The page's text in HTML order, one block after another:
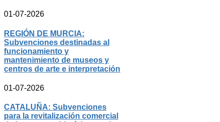
01-07-2026
REGIÓN DE MURCIA:
Subvenciones destinadas al
funcionamiento y
mantenimiento de museos y
centros de arte e interpretación
01-07-2026
CATALUÑA: Subvenciones
para la revitalización comercial